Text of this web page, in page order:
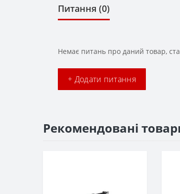
Питання (0)
Немає питань про даний товар,
+ Додати питання
Рекомендовані